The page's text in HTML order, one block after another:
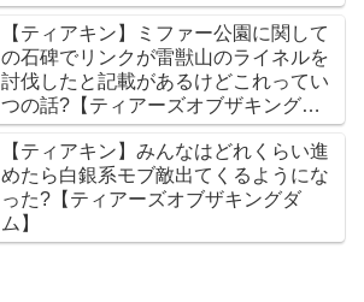
【ティアキン】ミファー公園に関して
の石碑でリンクが雷獣山のライネルを
討伐したと記載があるけどこれってい
つの話?【ティアーズオブザキングダ
ム】
【ティアキン】みんなはどれくらい進
めたら白銀系モブ敵出てくるようにな
った?【ティアーズオブザキングダ
ム】